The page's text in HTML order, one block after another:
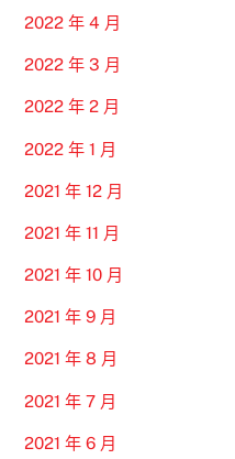
2022 年 4 月
2022 年 3 月
2022 年 2 月
2022 年 1 月
2021 年 12 月
2021 年 11 月
2021 年 10 月
2021 年 9 月
2021 年 8 月
2021 年 7 月
2021 年 6 月